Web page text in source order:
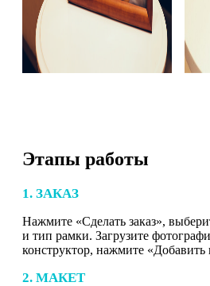
Этапы работы
1. ЗАКАЗ
Нажмите «Сделать заказ»,
и тип рамки. Загрузите
конструктор, нажмите «Добавить
2. МАКЕТ